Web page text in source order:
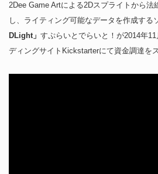
2Dee Game Artによる2Dスプライトから法
し、ライティング可能なデータを作成する
DLight」 すぷらいとでらいと！が2014年
ディングサイトKickstarterにて資金調達を